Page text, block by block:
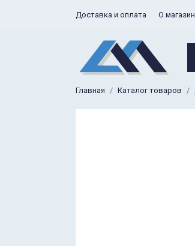
Доставка и оплата О
Главная Каталог товаров